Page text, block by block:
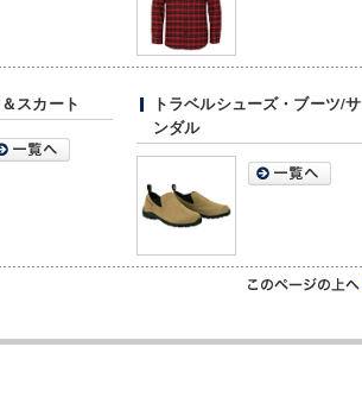
スカート
トラベルシューズ・ブーツ/サ
ンダル